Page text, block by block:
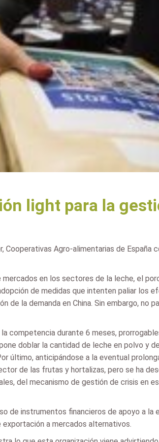
light para la
Agro-alimentarias de España
en los sectores de la leche, el
de medidas que intenten paliar los
la demanda en China. Sin embargo, no
competencia durante 6 meses,
doblar la cantidad de leche en polvo y
último, anticipándose a la eventual
de las frutas y hortalizas, pero se ha
del mecanismo de gestión de crisis en
de instrumentos financieros de apoyo a
a mercados alternativos.